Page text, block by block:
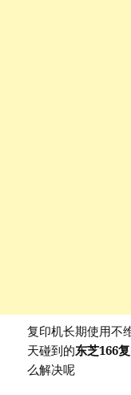
复印机长期使用不
天碰到的东芝166
么解决呢